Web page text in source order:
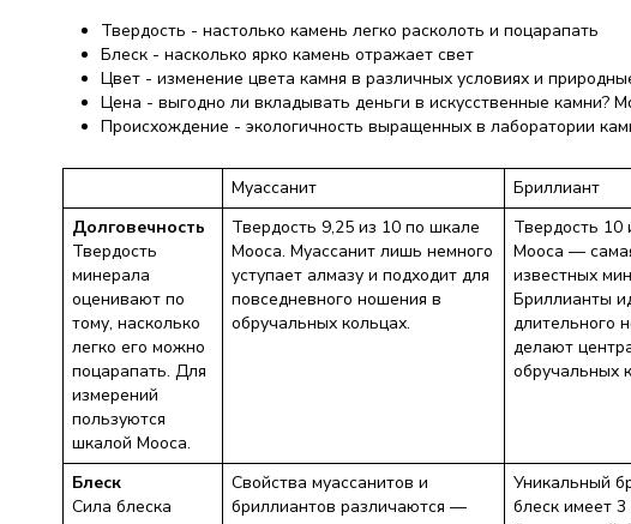
Твердость - настолько камень легко расколоть и поцарапать
Блеск - насколько ярко камень отражает свет
Цвет - изменение цвета камня в различных условиях и
Цена - выгодно ли вкладывать деньги в искусственные камни?
Происхождение - экологичность выращенных в лаборатории
Муассанит
Бриллиант
Долговечность
Твердость
минерала
оценивают по
тому, насколько
легко его можно
поцарапать. Для
измерений
пользуются
шкалой Мооса.
Твердость 9,25 из 10 по шкале
Мооса. Муассанит лишь немного
уступает алмазу и подходит для
повседневного ношения в
обручальных кольцах.
Твердость 10
Мооса —
известных
Бриллианты
длительного
делают
обручальных
Блеск
Сила блеска
Свойства муассанитов и
бриллиантов различаются —
Уникальный
блеск имеет 3